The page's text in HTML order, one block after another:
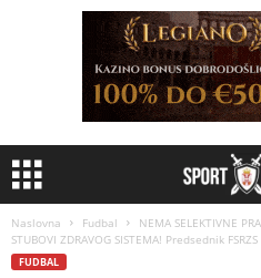
Naslovna Fudbal
NEMA SELEKTIVNE
STUBOVI ZDRAVOG SISTEMA! Predsednik
FUDBAL